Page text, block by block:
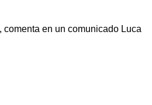
en un comunicado Luca